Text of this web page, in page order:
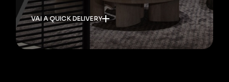
VAI A QUICK DELIVERY